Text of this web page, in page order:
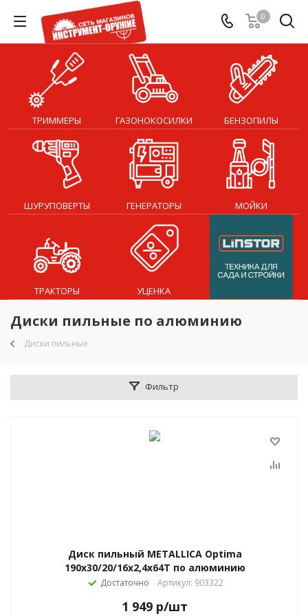
0
ТРИММЕРЫ ГАЗОНОКОСИЛКИ БЕНЗОПИЛЫ
ШУРУПОВЕРТЫ ГЕНЕРАТОРЫ МОЙКИ
ТРАКТОРЫ УЦЕНКА
Диски пильные по алюминию
Диски пильные
Фильтр
Диск пильный METALLICA Optima
190x30/20/16х2,4х64Т по алюминию
Достаточно Артикул: 903322
1 949 р/шт